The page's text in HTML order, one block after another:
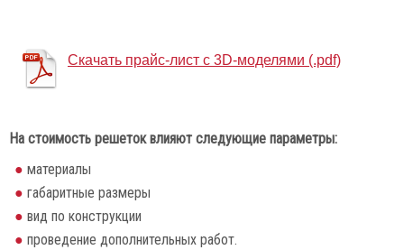
Скачать прайс-лист с 3D-моделями (.pdf)
На стоимость решеток влияют следующие параметры:
материалы
габаритные размеры
вид по конструкции
проведение дополнительных работ.